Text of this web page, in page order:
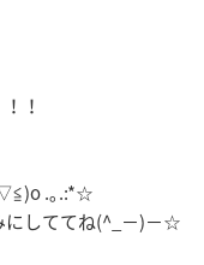
！
.｡.:*☆
にしててね(^_−)−☆